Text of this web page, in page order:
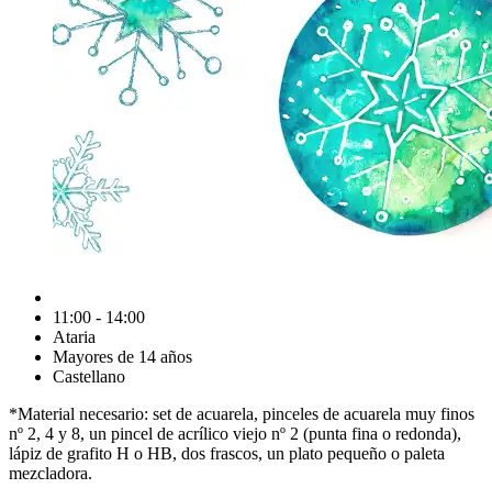
11:00 - 14:00
Ataria
Mayores de 14 años
Castellano
*Material necesario: set de acuarela, pinceles de acuarela muy finos
nº 2, 4 y 8, un pincel de acrílico viejo nº 2 (punta fina o redonda),
lápiz de grafito H o HB, dos frascos, un plato pequeño o paleta
mezcladora.